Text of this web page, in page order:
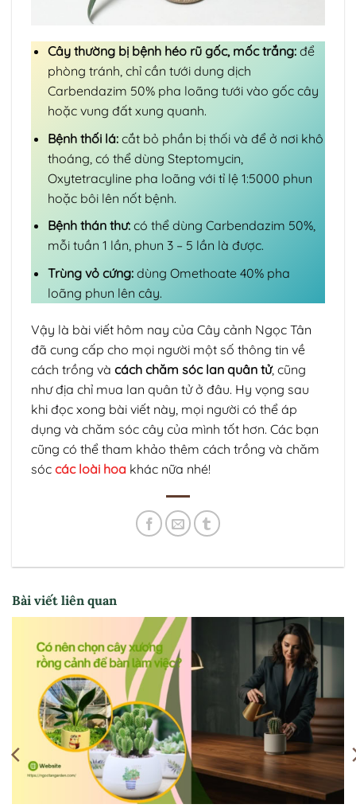
Cây thường bị bệnh héo rũ gốc, mốc trắng: để
phòng tránh, chỉ cần tưới dung dịch
Carbendazim 50% pha loãng tưới vào gốc cây
hoặc vung đất xung quanh.
Bệnh thối lá:cắt bỏ phần bị thối và để ở nơi khô
thoáng, có thể dùng Steptomycin,
Oxytetracyline pha loãng với tỉ lệ 1:5000 phun
hoặc bôi lên nốt bệnh.
Bệnh thán thư: có thể dùng Carbendazim 50%,
mỗi tuần 1 lần, phun 3 – 5 lần là được.
Trùng vỏ cứng:dùng Omethoate 40% pha
loãng phun lên cây.
Vậy là bài viết hôm nay của Cây cảnh Ngọc Tân
đã cung cấp cho mọi người một số thông tin về
cách trồng và cách chăm sóc lan quân tử, cũng
như địa chỉ mua lan quân tử ở đâu. Hy vọng sau
khi đọc xong bài viết này, mọi người có thể áp
dụng và chăm sóc cây của mình tốt hơn. Các bạn
cũng có thể tham khảo thêm cách trồng và chăm
sóc các loài hoa khác nữa nhé!
Bài viết liên quan